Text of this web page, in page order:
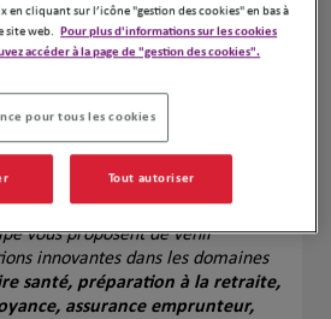
chef d'entreprise, Axel
vous proposent de venir
innovantes dans les domaines
santé, préparation à la retraite,
assurance emprunteur,
cliquant sur l’icône "gestion des cookies" en bas à
site web. Pour plus d'informations sur les cookies
accéder à la page de "gestion des cookies".
pour tous les cookies
Tout autoriser